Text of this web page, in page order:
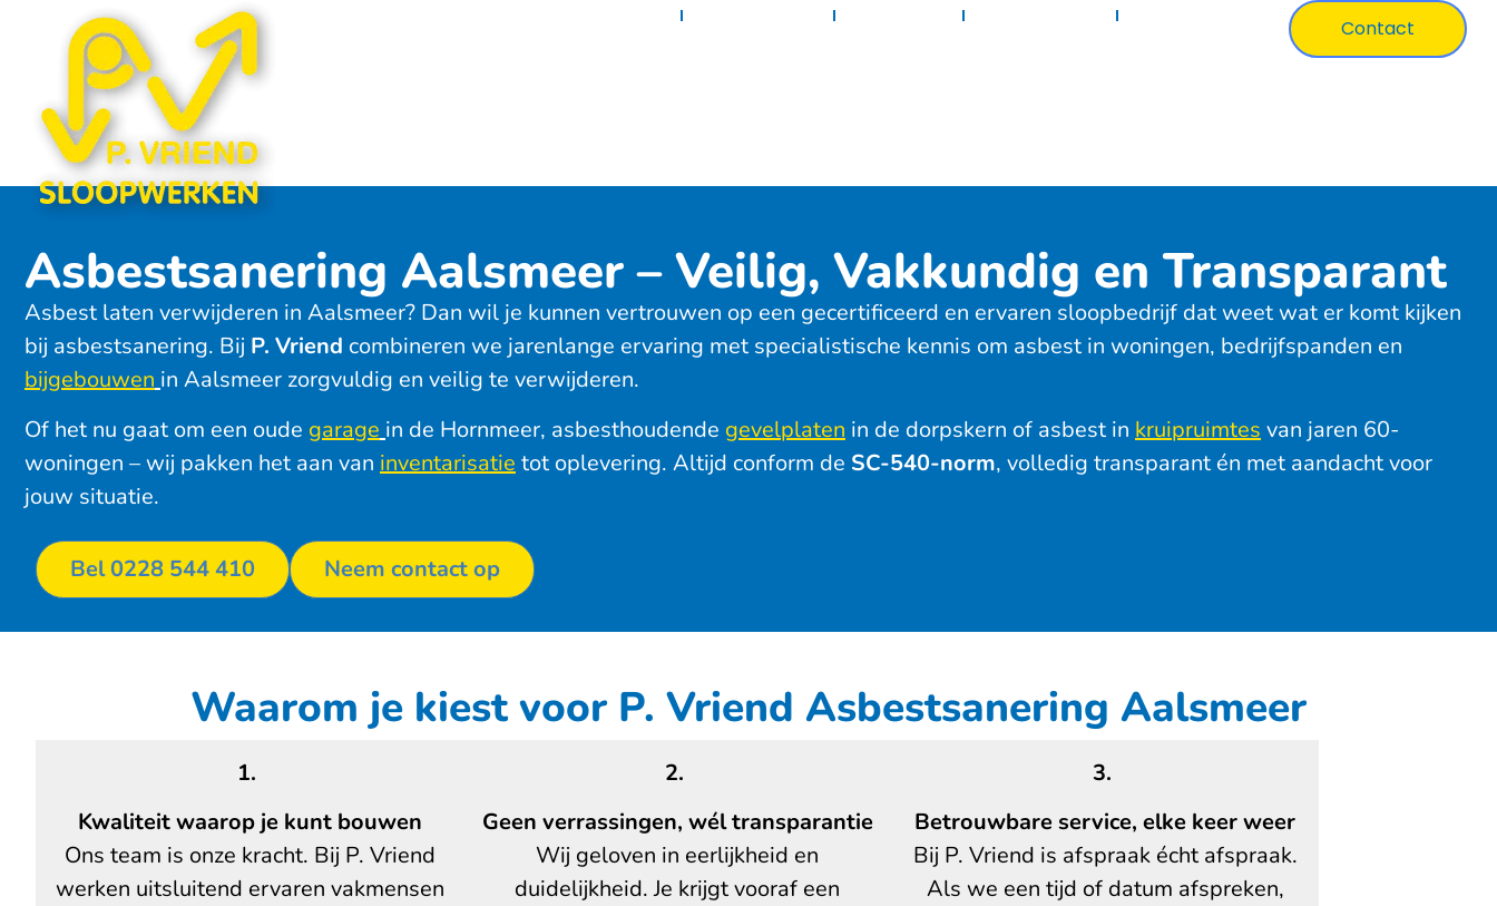
Contact
Asbestsanering Aalsmeer – Veilig, Vakkundig en Transparant
Asbest laten verwijderen in Aalsmeer? Dan wil je kunnen vertrouwen op een gecertificeerd en ervaren sloopbedrijf dat weet wat er komt kijken
bij asbestsanering. Bij P. Vriend combineren we jarenlange ervaring met specialistische kennis om asbest in woningen, bedrijfspanden en
bijgebouwen in Aalsmeer zorgvuldig en veilig te verwijderen.
Of het nu gaat om een oude garage in de Hornmeer, asbesthoudende gevelplaten in de dorpskern of asbest in kruipruimtes van jaren 60-
woningen – wij pakken het aan van inventarisatie tot oplevering. Altijd conform de SC-540-norm, volledig transparant én met aandacht voor
jouw situatie.
Bel 0228 544 410 Neem contact op
Waarom je kiest voor P. Vriend Asbestsanering Aalsmeer
1.
Kwaliteit waarop je kunt bouwen
Ons team is onze kracht. Bij P. Vriend
werken uitsluitend ervaren vakmensen
2.
Geen verrassingen, wél transparantie
Wij geloven in eerlijkheid en
duidelijkheid. Je krijgt vooraf een
3.
Betrouwbare service, elke keer weer
Bij P. Vriend is afspraak écht afspraak.
Als we een tijd of datum afspreken,